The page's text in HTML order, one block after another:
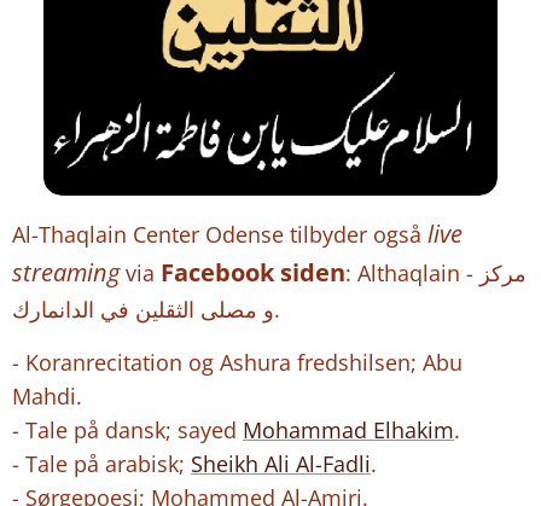
Al-Thaqlain Center Odense tilbyder også live
streamingvia Facebook siden: Althaqlain - مركز
و مصلى الثقلين في الدانمارك.
- Koranrecitation og Ashura fredshilsen; Abu
Mahdi.
- Tale på dansk; sayed Mohammad Elhakim.
- Tale på arabisk; Sheikh Ali Al-Fadli.
- Sørgepoesi; Mohammed Al-Amiri.